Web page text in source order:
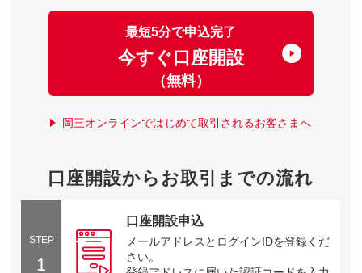
最短5分で申込完了
今すぐ口座開設
（無料）
岡三オンラインではじめて取引されるお客さまへ
口座開設からお取引までの流れ
STEP
1
口座開設申込
メールアドレスとログインIDを登録くだ
さい。